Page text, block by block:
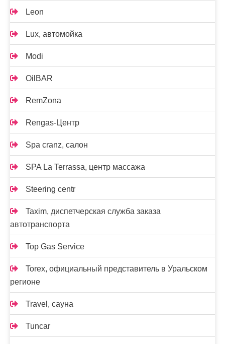
Leon
Lux, автомойка
Modi
OilBAR
RemZona
Rengas-Центр
Spa cranz, салон
SPA La Terrassa, центр массажа
Steering centr
Taxim, диспетчерская служба заказа
автотранспорта
Top Gas Service
Torex, официальный представитель в Уральском
регионе
Travel, сауна
Tuncar